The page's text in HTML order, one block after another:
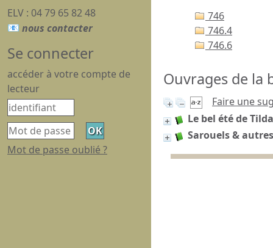
746
746.4
746.6
Ouvrages de la
Faire une
Le bel été de Tilda
Sarouels &
ELV : 04 79 65 82 48
Se connecter
accéder à votre compte de
lecteur
Mot de passe oublié ?